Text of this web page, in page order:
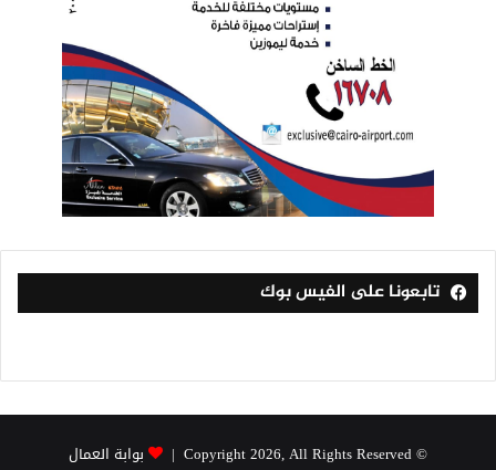
تابعونا على الفيس بوك
© Copyright 2026, All Rights Reserved | بوابة العمال